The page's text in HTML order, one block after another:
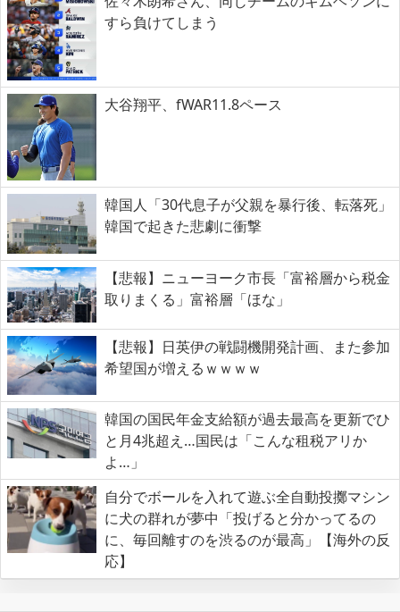
すら負けてしまう
大谷翔平、fWAR11.8ペース
韓国人「30代息子が父親を暴行後、転落死」
韓国で起きた悲劇に衝撃
【悲報】ニューヨーク市長「富裕層から税金
取りまくる」富裕層「ほな」
【悲報】日英伊の戦闘機開発計画、また参加
希望国が増えるｗｗｗｗ
韓国の国民年金支給額が過去最高を更新でひ
と月4兆超え…国民は「こんな租税アリか
よ…」
自分でボールを入れて遊ぶ全自動投擲マシン
に犬の群れが夢中「投げると分かってるの
に、毎回離すのを渋るのが最高」【海外の反
応】